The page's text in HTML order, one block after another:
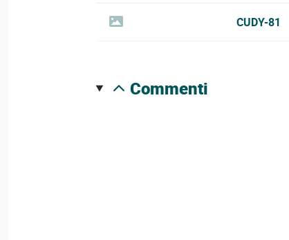
CUDY-81
commenti